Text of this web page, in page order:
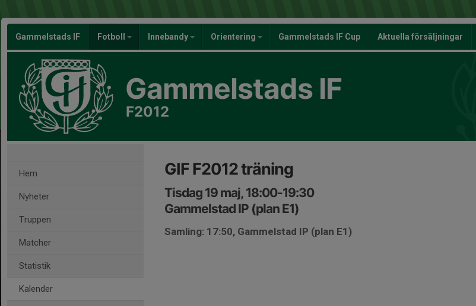
Gammelstads IF Fotboll Innebandy Orientering Gammelstads IF Cup Aktuella försäljningar
Gammelstads IF
F2012
Hem
Nyheter
Truppen
Matcher
Statistik
Kalender
GIF F2012 träning
Tisdag 19 maj, 18:00-19:30
Gammelstad IP (plan E1)
Samling: 17:50, Gammelstad IP (plan E1)